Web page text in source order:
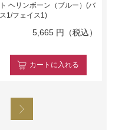
ト ヘリンボーン（ブルー）(バ
ス1/フェイス1)
5,665 円（税込）
カート に入れる